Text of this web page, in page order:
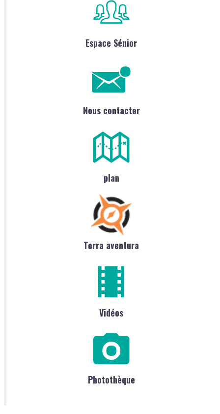
Espace Sénior
Nous contacter
plan
Terra aventura
Vidéos
Photothèque